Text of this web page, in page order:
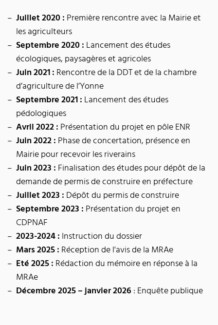
Juillet 2020 : Première rencontre avec la Mairie et
les agriculteurs
Septembre 2020 : Lancement des études
écologiques, paysagères et agricoles
Juin 2021 : Rencontre de la DDT et de la chambre
d’agriculture de l’Yonne
Septembre 2021 : Lancement des études
pédologiques
Avril 2022 : Présentation du projet en pôle ENR
Juin 2022 : Phase de concertation, présence en
Mairie pour recevoir les riverains
Juin 2023 : Finalisation des études pour dépôt de la
demande de permis de construire en préfecture
Juillet 2023 : Dépôt du permis de construire
Septembre 2023 : Présentation du projet en
CDPNAF
2023-2024 : Instruction du dossier
Mars 2025 : Réception de l'avis de la MRAe
Eté 2025 : Rédaction du mémoire en réponse à la
MRAe
Décembre 2025 – janvier 2026 : Enquête publique